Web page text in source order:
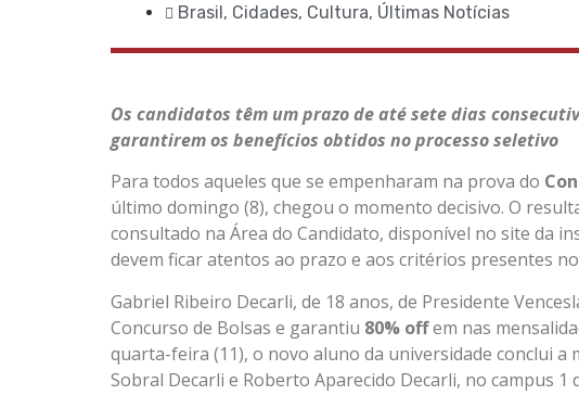
Brasil, Cidades, Cultura, Últimas Notícias
Os candidatos têm um prazo de até sete dias
garantirem os benefícios obtidos no processo seletivo
Para todos aqueles que se empenharam na prova do
último domingo (8), chegou o momento decisivo. O
consultado na Área do Candidato, disponível no site da
devem ficar atentos ao prazo e aos critérios presentes
Gabriel Ribeiro Decarli, de 18 anos, de Presidente
Concurso de Bolsas e garantiu 80% offem nas
quarta-feira (11), o novo aluno da universidade conclui a
Sobral Decarli e Roberto Aparecido Decarli, no campus 1